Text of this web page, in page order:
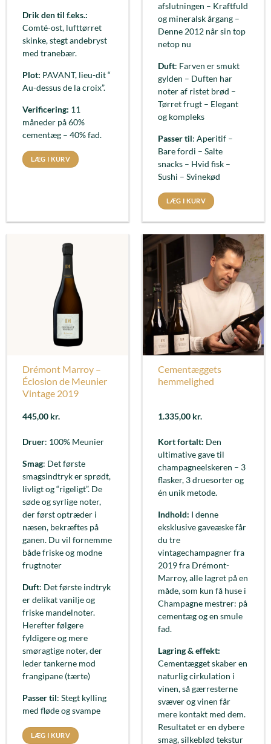
Drik den til f.eks.:
Comté-ost, lufttørret
skinke, stegt andebryst
med tranebær.
Plot: PAVANT, lieu-dit “
Au-dessus de la croix”.
Verificering: 11
måneder på 60%
cementæg – 40% fad.
LÆG I KURV
afslutningen – Kraftfuld
og mineralsk årgang –
Denne 2012 når sin top
netop nu
Duft: Farven er smukt
gylden – Duften har
noter af ristet brød –
Tørret frugt – Elegant
og kompleks
Passer til: Aperitif –
Bare fordi – Salte
snacks – Hvid fisk –
Sushi – Svinekød
LÆG I KURV
Drémont Marroy –
Éclosion de Meunier
Vintage 2019
445,00 kr.
Druer: 100% Meunier
Smag: Det første
smagsindtryk er sprødt,
livligt og “rigeligt”. De
søde og syrlige noter,
der først optræder i
næsen, bekræftes på
ganen. Du vil fornemme
både friske og modne
frugtnoter
Duft: Det første indtryk
er delikat vanilje og
friske mandelnoter.
Herefter følgere
fyldigere og mere
smøragtige noter, der
leder tankerne mod
frangipane (tærte)
Passer til: Stegt kylling
med fløde og svampe
LÆG I KURV
Cementæggets
hemmelighed
1.335,00 kr.
Kort fortalt: Den
ultimative gave til
champagneelskeren – 3
flasker, 3 druesorter og
én unik metode.
Indhold: I denne
eksklusive gaveæske får
du tre
vintagechampagner fra
2019 fra Drémont-
Marroy, alle lagret på en
måde, som kun få huse i
Champagne mestrer: på
cementæg og en smule
fad.
Lagring & effekt:
Cementægget skaber en
naturlig cirkulation i
vinen, så gærresterne
svæver og vinen får
mere kontakt med dem.
Resultatet er en dybere
smag, silkeblød tekstur